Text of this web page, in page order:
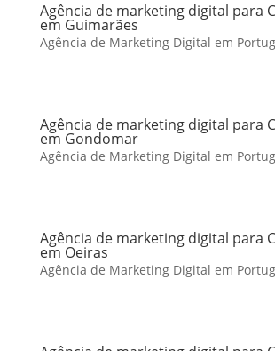
Agência de marketing digital para
em Guimarães
Agência de Marketing Digital em
Agência de marketing digital para
em Gondomar
Agência de Marketing Digital em
Agência de marketing digital para
em Oeiras
Agência de Marketing Digital em